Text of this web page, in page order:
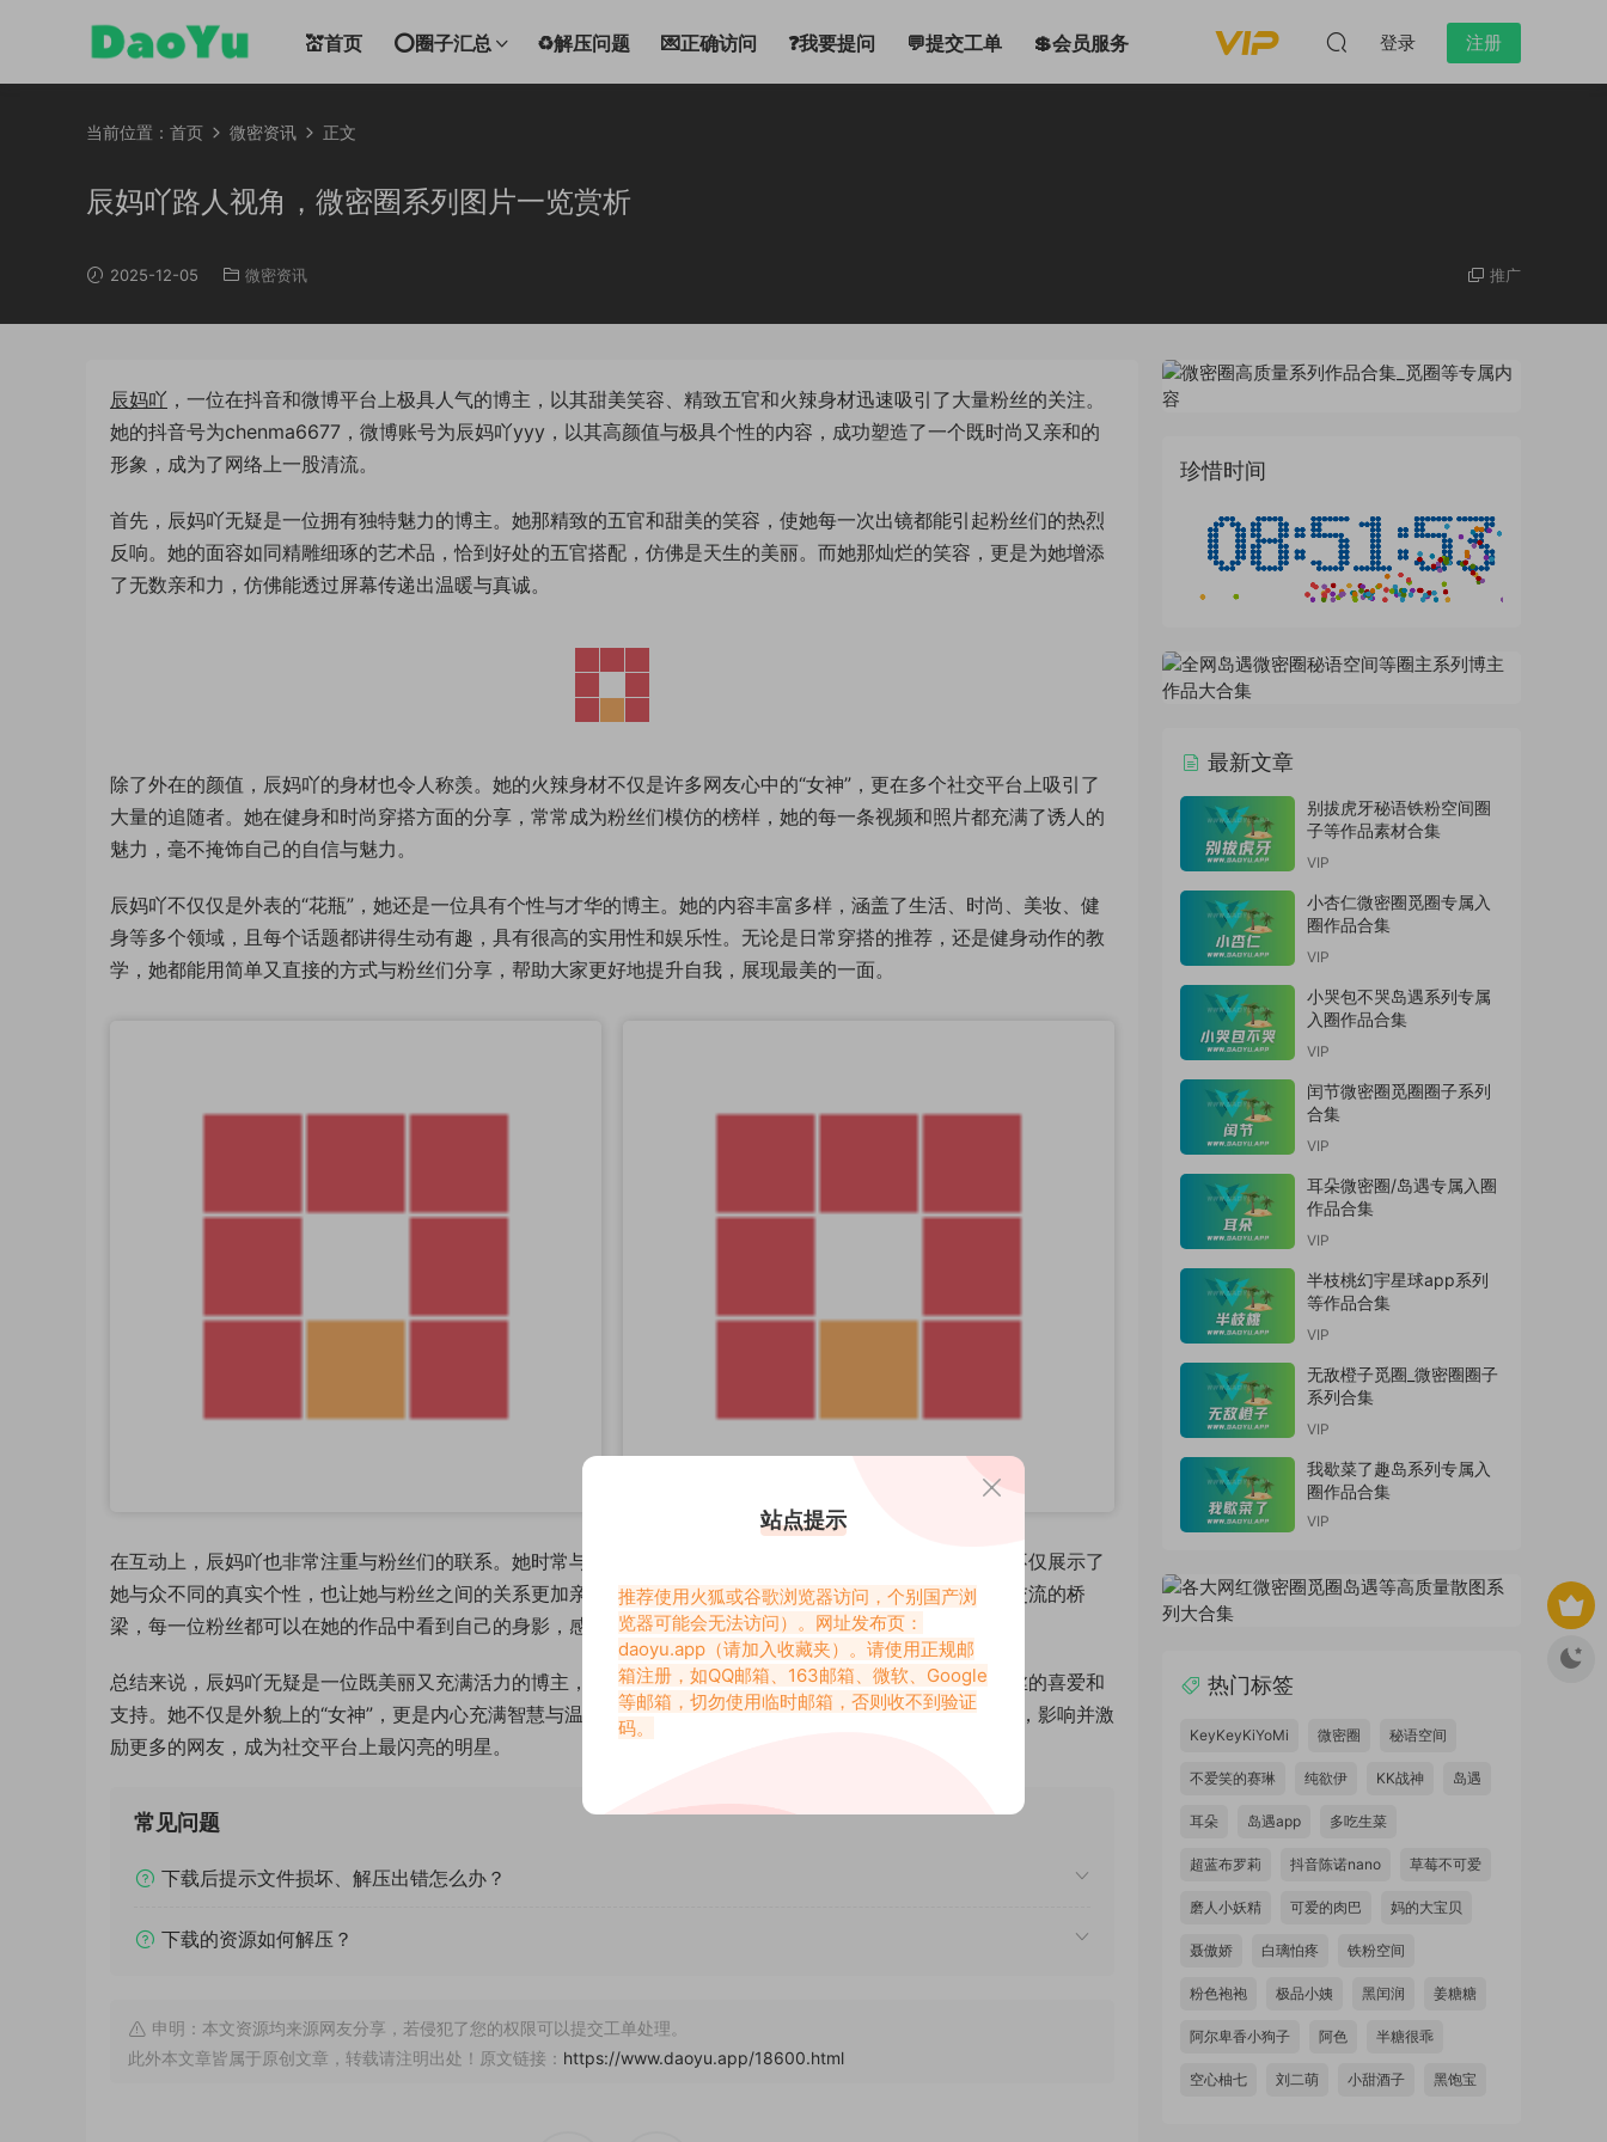
💒首页 ⭕圈子汇总 ♻解压问题 💌正确访问 ❓我要提问 💬提交工单 💲会员服务 登录 注册
当前位置： 首页 微密资讯 正文
辰妈吖路人视角，微密圈系列图片一览赏析
2025-12-05 微密资讯 推广
辰妈吖 ，一位在抖音和微博平台上极具人气的博主，以其甜美笑容、精致五官和火辣身材迅速吸引了大量粉丝的关注。
她的抖音号为chenma6677，微博账号为辰妈吖yyy，以其高颜值与极具个性的内容，成功塑造了一个既时尚又亲和的
形象，成为了网络上一股清流。
首先，辰妈吖无疑是一位拥有独特魅力的博主。她那精致的五官和甜美的笑容，使她每一次出镜都能引起粉丝们的热烈
反响。她的面容如同精雕细琢的艺术品，恰到好处的五官搭配，仿佛是天生的美丽。而她那灿烂的笑容，更是为她增添
了无数亲和力，仿佛能透过屏幕传递出温暖与真诚。
除了外在的颜值，辰妈吖的身材也令人称羡。她的火辣身材不仅是许多网友心中的“女神”，更在多个社交平台上吸引了
大量的追随者。她在健身和时尚穿搭方面的分享，常常成为粉丝们模仿的榜样，她的每一条视频和照片都充满了诱人的
魅力，毫不掩饰自己的自信与魅力。
辰妈吖不仅仅是外表的“花瓶”，她还是一位具有个性与才华的博主。她的内容丰富多样，涵盖了生活、时尚、美妆、健
身等多个领域，且每个话题都讲得生动有趣，具有很高的实用性和娱乐性。无论是日常穿搭的推荐，还是健身动作的教
学，她都能用简单又直接的方式与粉丝们分享，帮助大家更好地提升自我，展现最美的一面。
在互动上，辰妈吖也非常注重与粉丝们的联系。她时常与粉丝们进行互动，回复评论，分享生活中的点滴，不仅展示了
她与众不同的真实个性，也让她与粉丝之间的关系更加亲密。她的微密圈专属作品，更是她与粉丝之间情感交流的桥
梁，每一位粉丝都可以在她的作品中看到自己的身影，感受到她的真诚与关怀。
总结来说，辰妈吖无疑是一位既美丽又充满活力的博主，她凭借自身的颜值、才华与亲和力，赢得了无数粉丝的喜爱和
支持。她不仅是外貌上的“女神”，更是内心充满智慧与温暖的“偶像”。未来，相信她会继续以自己独特的魅力，影响并激
励更多的网友，成为社交平台上最闪亮的明星。
常见问题
下载后提示文件损坏、解压出错怎么办？
下载的资源如何解压？
申明：本文资源均来源网友分享，若侵犯了您的权限可以提交工单处理。
此外本文章皆属于原创文章，转载请注明出处！原文链接： https://www.daoyu.app/18600.html
珍惜时间
最新文章
别拔虎牙秘语铁粉空间圈
子等作品素材合集
VIP
小杏仁微密圈觅圈专属入
圈作品合集
VIP
小哭包不哭岛遇系列专属
入圈作品合集
VIP
闰节微密圈觅圈圈子系列
合集
VIP
耳朵微密圈/岛遇专属入圈
作品合集
VIP
半枝桃幻宇星球app系列
等作品合集
VIP
无敌橙子觅圈_微密圈圈子
系列合集
VIP
我歇菜了趣岛系列专属入
圈作品合集
VIP
热门标签
KeyKeyKiYoMi 微密圈 秘语空间
不爱笑的赛琳 纯欲伊 KK战神 岛遇
耳朵 岛遇app 多吃生菜
超蓝布罗莉 抖音陈诺nano 草莓不可爱
磨人小妖精 可爱的肉巴 妈的大宝贝
聂傲娇 白璃怕疼 铁粉空间
粉色袍袍 极品小姨 黑闰润 姜糖糖
阿尔卑香小狗子 阿色 半糖很乖
空心柚七 刘二萌 小甜酒子 黑饱宝
站点提示
推荐使用火狐或谷歌浏览器访问，个别国产浏
览器可能会无法访问）。网址发布页：
daoyu.app （请加入收藏夹）。请使用正规邮
箱注册，如QQ邮箱、163邮箱、微软、Google
等邮箱，切勿使用临时邮箱，否则收不到验证
码。